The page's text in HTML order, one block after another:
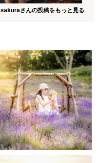
sakuraさんの投稿をもっと見る